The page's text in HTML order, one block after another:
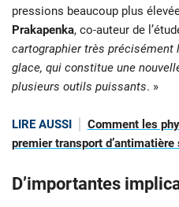
pressions beaucoup plus
Prakapenka, co-auteur de
cartographier très
glace, qui constitue une
plusieurs outils puissants. »
LIRE AUSSI
Comment les
premier transport d’antimatière
D’importantes